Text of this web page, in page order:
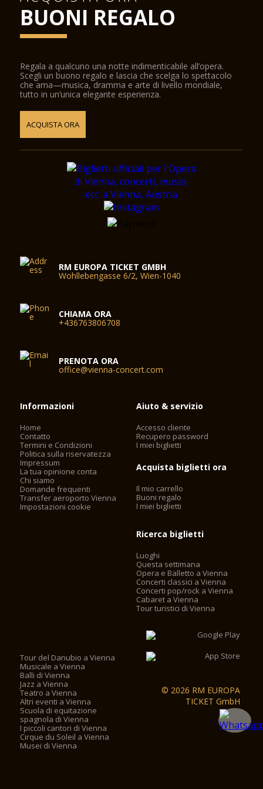
BUONI REGALO
Regala a qualcuno una notte indimenticabile all’opera.
Scegli un buono regalo e lascia che scelga lo spettacolo
che ama—musica, dramma e arte di livello mondiale,
tutto in un’unica elegante esperienza.
ACQUISTA ORA
RM EUROPA TICKET GMBH
Wohllebengasse 6/2, Wien-1040
CHIAMA ORA
+436763806708
PRENOTA ORA
office@vienna-concert.com
Informazioni
Home
Contatto
Termini e Condizioni
Politica sulla riservatezza
Impressum
La tua opinione conta
Chi siamo
Domande frequenti
Transfer aeroporto Vienna
Impostazioni cookie
Aiuto & servizio
Accesso cliente
Recupero password
I miei biglietti
Acquista biglietti ora
Il mio carrello
Buoni regalo
I miei biglietti
Ricerca biglietti
Luoghi
Questa settimana
Opera e Balletto a Vienna
Concerti classici a Vienna
Concerti pop/rock a Vienna
Cabaret a Vienna
Tour turistici di Vienna
Tour del Danubio a Vienna
Musicale a Vienna
Balli di Vienna
Jazz a Vienna
Teatro a Vienna
Altri eventi a Vienna
Scuola di equitazione
spagnola di Vienna
I piccoli cantori di Vienna
Cirque du Soleil a Vienna
Musei di Vienna
© 2026 RM EUROPA
TICKET GmbH